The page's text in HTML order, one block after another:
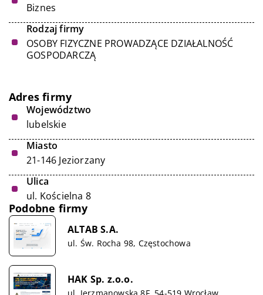
Biznes
Rodzaj firmy
OSOBY FIZYCZNE PROWADZĄCE DZIAŁALNOŚĆ
GOSPODARCZĄ
Adres firmy
Województwo
lubelskie
Miasto
21-146 Jeziorzany
Ulica
ul. Kościelna 8
Podobne firmy
ALTAB S.A.
ul. Św. Rocha 98, Częstochowa
HAK Sp. z.o.o.
ul. Jerzmanowska 8F, 54-519 Wrocław